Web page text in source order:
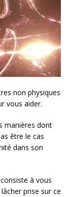
non physiques
vous aider.
manières dont
être le cas
dans son
à vous
prise sur ce